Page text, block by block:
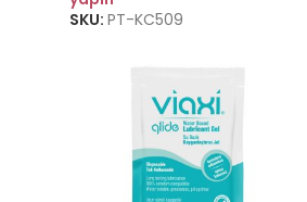
SKU: PT-KC509